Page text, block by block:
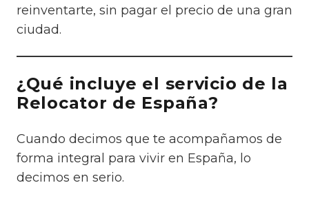
reinventarte, sin pagar el precio de una gran
ciudad.
¿Qué incluye el servicio de la
Relocator de España?
Cuando decimos que te acompañamos de
forma integral para vivir en España, lo
decimos en serio.